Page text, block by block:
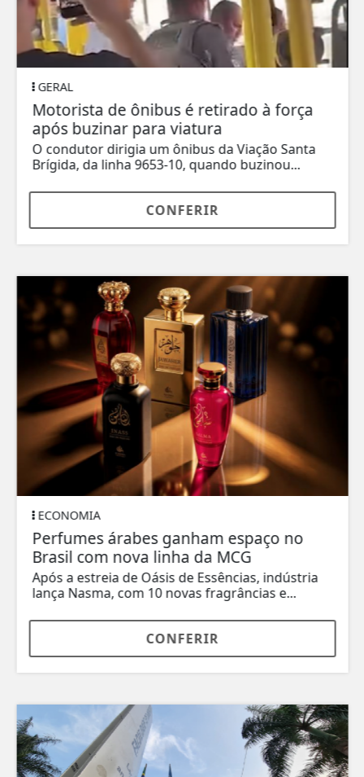
GERAL
Motorista de ônibus é retirado à força
após buzinar para viatura
O condutor dirigia um ônibus da Viação Santa
Brígida, da linha 9653-10, quando buzinou...
CONFERIR
ECONOMIA
Perfumes árabes ganham espaço no
Brasil com nova linha da MCG
Após a estreia de Oásis de Essências, indústria
lança Nasma, com 10 novas fragrâncias e...
CONFERIR